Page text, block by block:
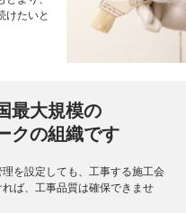
けたいと
最大規模の
クの組織です
を設定しても、工事する施工会
れば、工事品質は確保できませ